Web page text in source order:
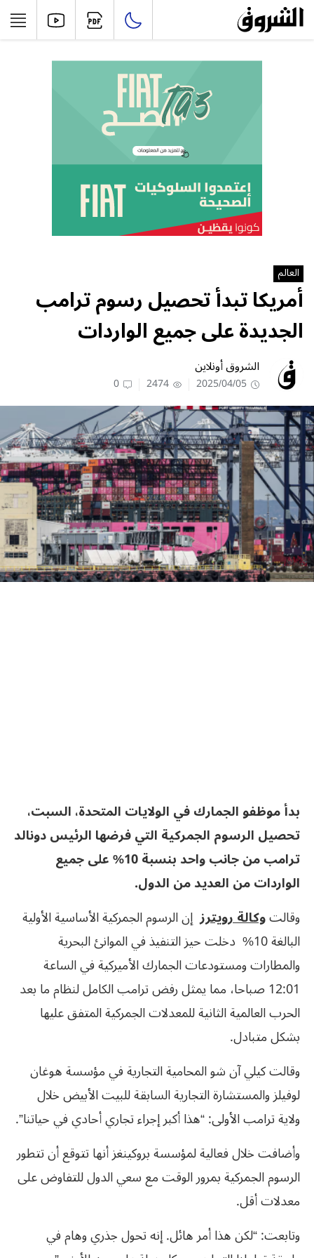
العالم
أمريكا تبدأ تحصيل رسوم ترامب
الجديدة على جميع الواردات
الشروق أونلاين
2025/04/05
2474
0
بدأ موظفو الجمارك في الولايات المتحدة، السبت،
تحصيل الرسوم الجمركية التي فرضها الرئيس دونالد
ترامب من جانب واحد بنسبة 10% على جميع
الواردات من العديد من الدول.
وقالتوكالة رويترزإن الرسوم الجمركية الأساسية الأولية
البالغة 10% دخلت حيز التنفيذ في الموانئ البحرية
والمطارات ومستودعات الجمارك الأميركية في الساعة
12:01 صباحا، مما يمثل رفض ترامب الكامل لنظام ما بعد
الحرب العالمية الثانية للمعدلات الجمركية المتفق عليها
بشكل متبادل.
وقالت كيلي آن شو المحامية التجارية في مؤسسة هوغان
لوفيلز والمستشارة التجارية السابقة للبيت الأبيض خلال
ولاية ترامب الأولى: “هذا أكبر إجراء تجاري أحادي في حياتنا”.
وأضافت خلال فعالية لمؤسسة بروكينغز أنها تتوقع أن تتطور
الرسوم الجمركية بمرور الوقت مع سعي الدول للتفاوض على
معدلات أقل.
وتابعت: “لكن هذا أمر هائل. إنه تحول جذري وهام في